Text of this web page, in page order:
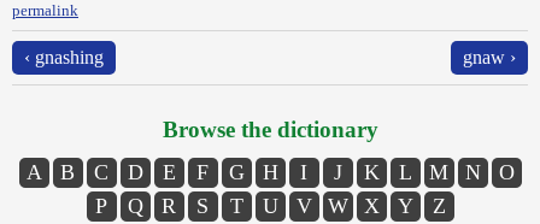
permalink
‹ gnashing gnaw ›
Browse the dictionary
A B C D E F G H I J K L M N
O
P
Q R S T U V W X Y Z